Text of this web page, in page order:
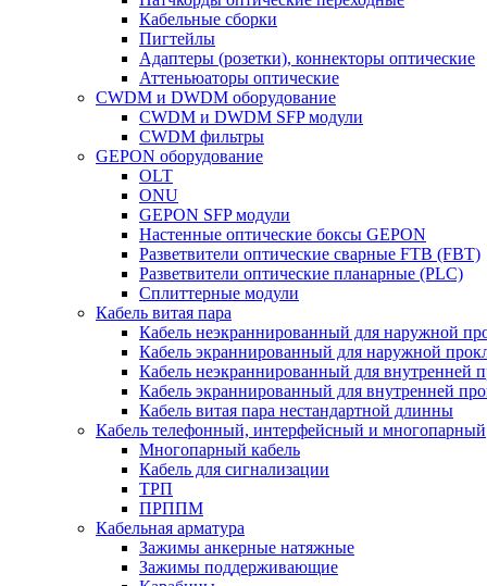
Кабельные сборки
Пигтейлы
Адаптеры (розетки), коннекторы оптические
Аттеньюаторы оптические
CWDM и DWDM оборудование
CWDM и DWDM SFP модули
CWDM фильтры
GEPON оборудование
OLT
ONU
GEPON SFP модули
Настенные оптические боксы GEPON
Разветвители оптические сварные FTB (FBT)
Разветвители оптические планарные (PLC)
Сплиттерные модули
Кабель витая пара
Кабель неэкраннированный для наружной
Кабель экраннированный для наружной
Кабель неэкраннированный для внутренней
Кабель экраннированный для внутренней
Кабель витая пара нестандартной длинны
Кабель телефонный, интерфейсный и многопарный
Многопарный кабель
Кабель для сигнализации
ТРП
ПРППМ
Кабельная арматура
Зажимы анкерные натяжные
Зажимы поддерживающие